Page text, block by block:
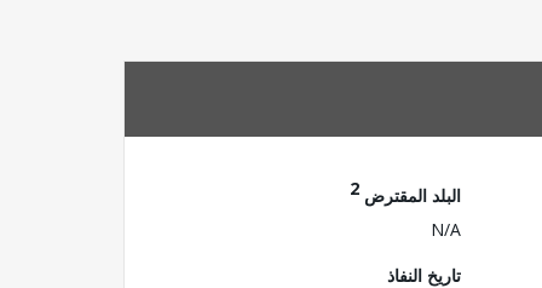
البلد المقترض 2
N/A
تاريخ النفاذ